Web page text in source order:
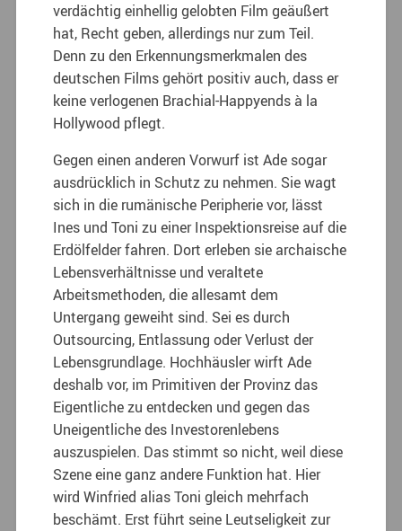
verdächtig einhellig gelobten Film geäußert
hat, Recht geben, allerdings nur zum Teil.
Denn zu den Erkennungsmerkmalen des
deutschen Films gehört positiv auch, dass er
keine verlogenen Brachial-Happyends à la
Hollywood pflegt.
Gegen einen anderen Vorwurf ist Ade sogar
ausdrücklich in Schutz zu nehmen. Sie wagt
sich in die rumänische Peripherie vor, lässt
Ines und Toni zu einer Inspektionsreise auf die
Erdölfelder fahren. Dort erleben sie archaische
Lebensverhältnisse und veraltete
Arbeitsmethoden, die allesamt dem
Untergang geweiht sind. Sei es durch
Outsourcing, Entlassung oder Verlust der
Lebensgrundlage. Hochhäusler wirft Ade
deshalb vor, im Primitiven der Provinz das
Eigentliche zu entdecken und gegen das
Uneigentliche des Investorenlebens
auszuspielen. Das stimmt so nicht, weil diese
Szene eine ganz andere Funktion hat. Hier
wird Winfried alias Toni gleich mehrfach
beschämt. Erst führt seine Leutseligkeit zur